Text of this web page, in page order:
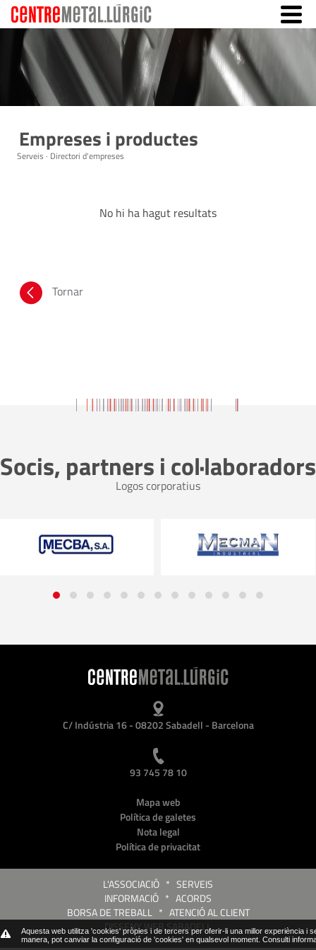
Aquesta web utilitza 'cookies' pròpies i de tercers per oferir-li una millor experiència
manera, pot canviar la configuració de 'cookies' en qualsevol moment. Consulti
Empreses i productes
Serveis · Directori d'empreses
No hi ha hagut resultats
Tornar
Socis, partners i col·laboradors
Logos corporatius
C/ Indústria 16 - 08202 Sabadell - Barcelona
93 745 78 10
Mapa web
Política de galetes
Nota legal
Política de privacitat
L'ASSOCIACIÓ * SERVEIS
INFORMACIÓ * ACORDS
BORSA DE TREBALL* ATENCIÓ AL CLIENT
DISSENY WEB SABADELL